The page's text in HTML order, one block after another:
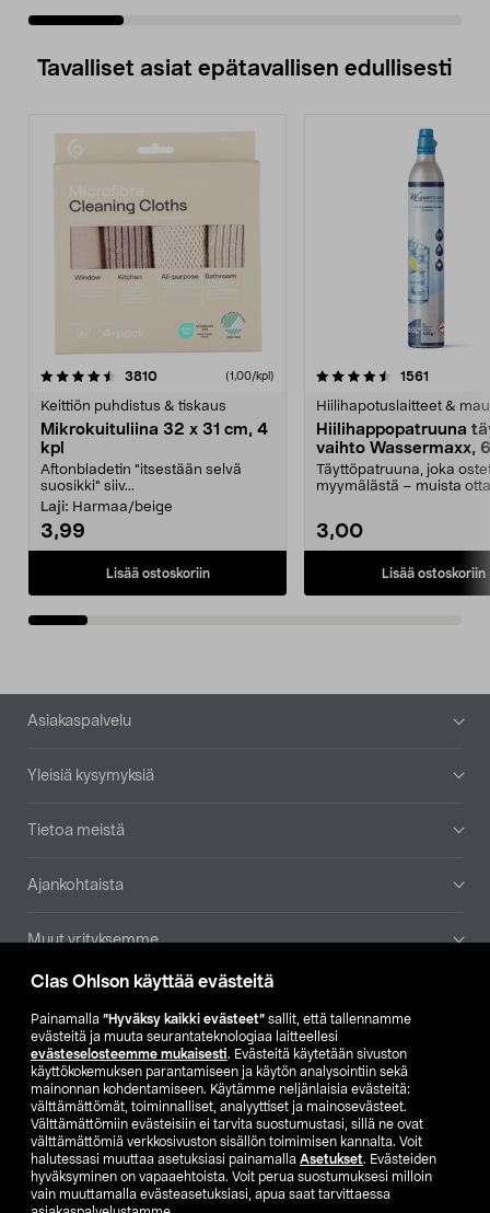
Clas Ohlson käyttää evästeitä
Painamalla ”Hyväksy kaikki evästeet” sallit, että tallennamme
evästeitä ja muuta seurantateknologiaa laitteellesi
evästeselosteemme mukaisesti. Evästeitä käytetään sivuston
käyttökokemuksen parantamiseen ja käytön analysointiin sekä
mainonnan kohdentamiseen. Käytämme neljänlaisia evästeitä:
välttämättömät, toiminnalliset, analyyttiset ja mainosevästeet.
Välttämättömiin evästeisiin ei tarvita suostumustasi, sillä ne ovat
välttämättömiä verkkosivuston sisällön toimimisen kannalta. Voit
halutessasi muuttaa asetuksiasi painamalla Asetukset. Evästeiden
hyväksyminen on vapaaehtoista. Voit perua suostumuksesi milloin
vain muuttamalla evästeasetuksiasi, apua saat tarvittaessa
Tavalliset asiat epätavallisen edullisesti
3810arvostelut (1,00/kpl)
Keittiön puhdistus & tiskaus
Mikrokuituliina 32 x 31 cm, 4
kpl
Aftonbladetin "itsestään selvä
suosikki" siiv...
Laji: Harmaa/beige
3,99
Lisää ostoskoriin
4.5viidestä
1561
Hiilihapotuslaitteet &
Hiilihappopatruuna
vaihto Wassermaxx,
Täyttöpatruuna, joka
myymälästä – muista
3,00
Lisää ostoskoriin
4.5viidestä
Alatunniste
Asiakaspalvelu
Yleisiä kysymyksiä
Tietoa meistä
Ajankohtaista
Muut yrityksemme
Etsi myymälä
SE NO FI
FI SV